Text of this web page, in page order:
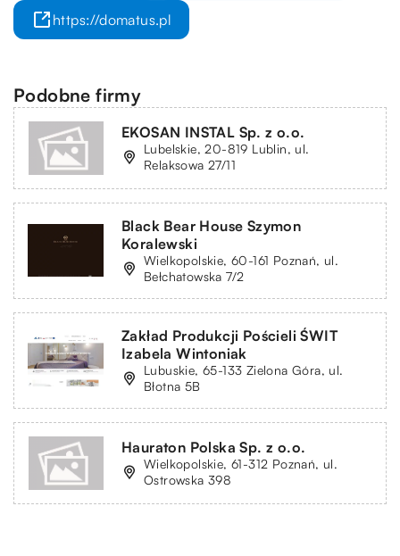
https://domatus.pl
Podobne firmy
EKOSAN INSTAL Sp. z o.o.
Lubelskie, 20-819 Lublin, ul.
Relaksowa 27/11
Black Bear House Szymon
Koralewski
Wielkopolskie, 60-161 Poznań, ul.
Bełchatowska 7/2
Zakład Produkcji Pościeli ŚWIT
Izabela Wintoniak
Lubuskie, 65-133 Zielona Góra, ul.
Błotna 5B
Hauraton Polska Sp. z o.o.
Wielkopolskie, 61-312 Poznań, ul.
Ostrowska 398